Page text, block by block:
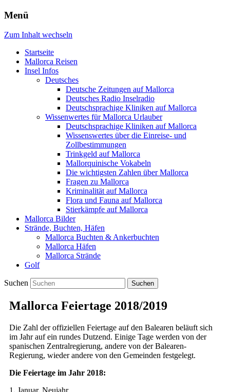
Menü
Zum Inhalt wechseln
Startseite
Mallorca Reisen
Insel Infos
Deutsches
Deutsche Zeitungen auf Mallorca
Deutsches Radio Inselradio
Deutschsprachige Kliniken auf Mallorca
Wissenwertes für Mallorca Urlauber
Deutschsprachige Kliniken auf Mallorca
Wissenswertes über die Einreise- und
Zollbestimmungen
Trinkgeld auf Mallorca
Mallorquinische Vokabeln
Die wichtigsten Zahlen über Mallorca
Fragen zu Mallorca
Kriminalität auf Mallorca
Flora und Fauna auf Mallorca
Stierkämpfe auf Mallorca
Mallorca Bilder
Strände, Buchten, Häfen
Mallorca Buchten & Ankerbuchten
Mallorca Häfen
Mallorca Strände
Golf
Suchen
Mallorca Feiertage 2018/2019
Die Zahl der offiziellen Feiertage auf den Balearen beläuft sich
im Jahr auf ein rundes Dutzend. Einige Tage werden von der
spanischen Zentralregierung, andere von der Balearen-
Regierung, wieder andere von den Gemeinden festgelegt.
Die Feiertage im Jahr 2018: